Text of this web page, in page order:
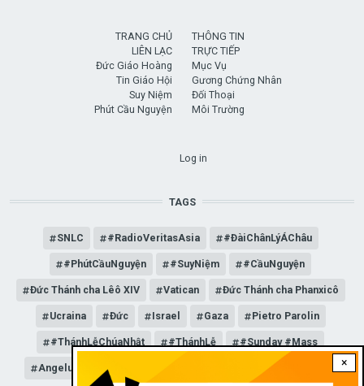
×
TRANG CHỦ
LIÊN LẠC
Đức Giáo Hoàng
Tin Giáo Hội
Suy Niệm
Phút Cầu Nguyện
THÔNG TIN
TRỰC TIẾP
Mục Vụ
Gương Chứng Nhân
Đối Thoại
Môi Trường
Log in
TAGS
SNLC #RadioVeritasAsia #ĐàiChânLýÁChâu
#PhútCầuNguyện #SuyNiệm #CầuNguyện
Đức Thánh cha Lêô XIV Vatican Đức Thánh cha Phanxicô
Ucraina Đức Israel Gaza Pietro Parolin
#ThánhLễChúaNhật #ThánhLễ #Sunday #Mass
Angelus Đức Giáo hoàng Lêô XIV General Audience